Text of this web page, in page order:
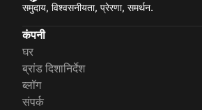
समुदाय, विश्वसनीयता, प्रेरणा, समर्थन.
कंपनी
घर
ब्रांड दिशानिर्देश
ब्लॉग
संपर्क